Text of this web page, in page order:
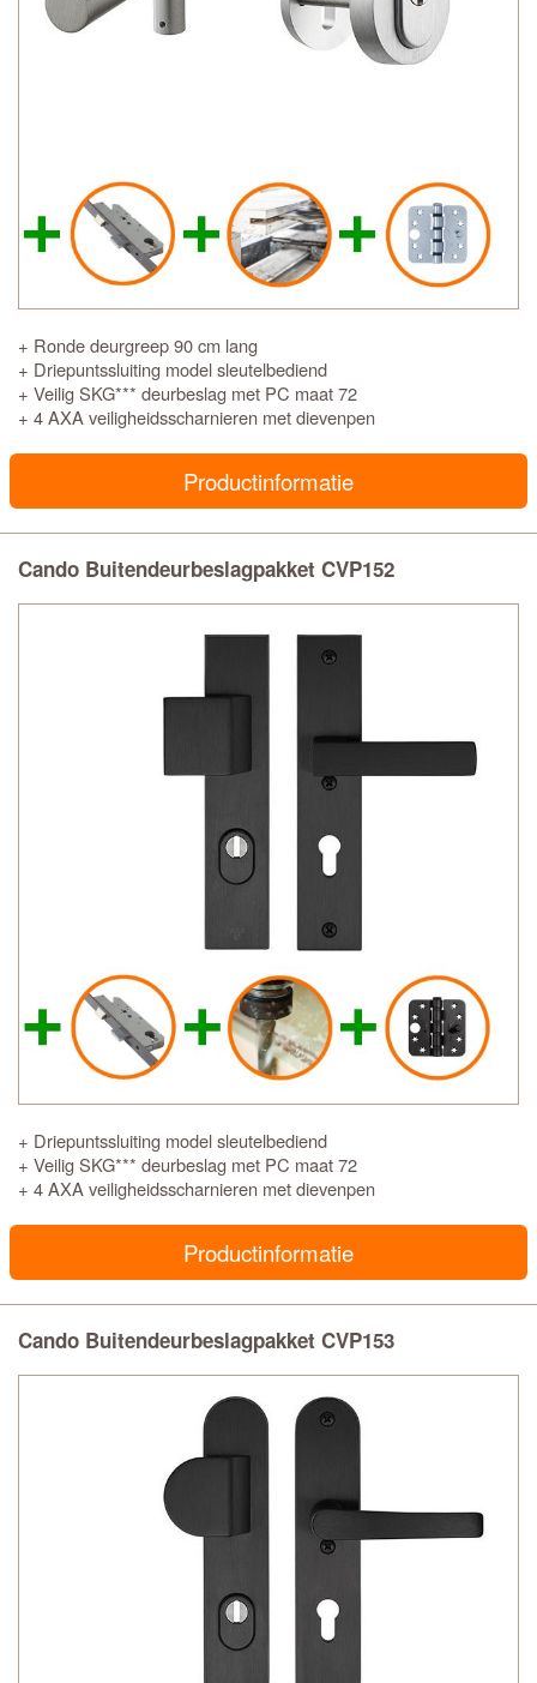
+ Ronde deurgreep 90 cm lang
+ Driepuntssluiting model sleutelbediend
+ Veilig SKG*** deurbeslag met PC maat 72
+ 4 AXA veiligheidsscharnieren met dievenpen
Productinformatie
Cando Buitendeurbeslagpakket CVP152
+ Driepuntssluiting model sleutelbediend
+ Veilig SKG*** deurbeslag met PC maat 72
+ 4 AXA veiligheidsscharnieren met dievenpen
Productinformatie
Cando Buitendeurbeslagpakket CVP153